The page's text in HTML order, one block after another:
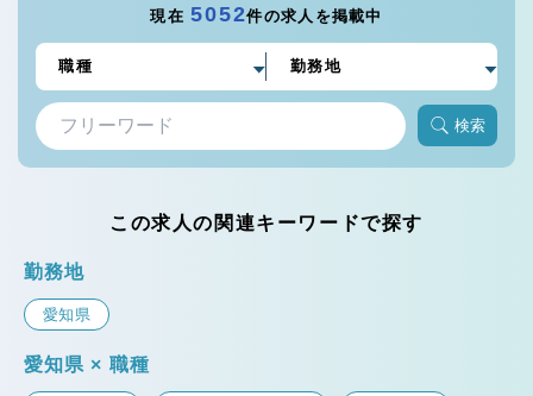
現在5052件の求人を掲載中
検索
この求人の関連キーワードで探す
勤務地
愛知県
愛知県 × 職種